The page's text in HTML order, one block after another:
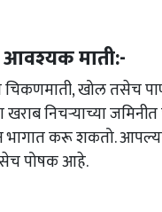
आवश्यक माती:-
चिकणमाती, खोल तसेच
खराब निचऱ्याच्या
करू शकतो.
पोषक आहे.